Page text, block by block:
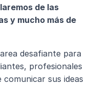
de las
y mucho más de
desafiante para
profesionales
sus ideas